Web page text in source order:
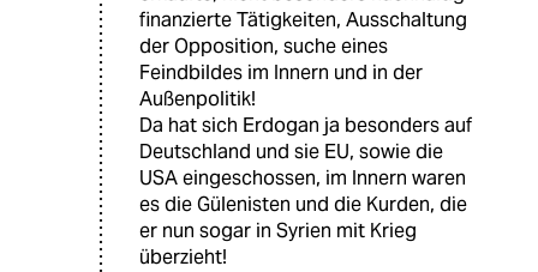
finanzierte Tätigkeiten, Ausschaltung
der Opposition, suche eines
Feindbildes im Innern und in der
Außenpolitik!
Da hat sich Erdogan ja besonders auf
Deutschland und sie EU, sowie die
USA eingeschossen, im Innern waren
es die Gülenisten und die Kurden, die
er nun sogar in Syrien mit Krieg
überzieht!